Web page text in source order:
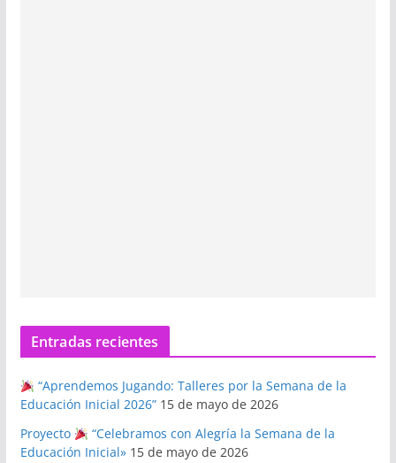
Entradas recientes
“Aprendemos Jugando: Talleres por la Semana de la
Educación Inicial 2026” 15 de mayo de 2026
Proyecto
“Celebramos con Alegría la Semana de la
Educación Inicial» 15 de mayo de 2026